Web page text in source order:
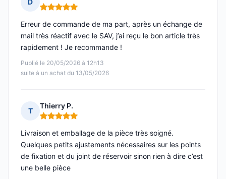
D
Note : 5 sur 5
Publié le 20/05/2026 à 12h13
suite à un achat du 13/05/2026
Erreur de commande de ma part, après un échange de
mail très réactif avec le SAV, j’ai reçu le bon article très
rapidement ! Je recommande !
T
Thierry P.
Note : 5 sur 5
Livraison et emballage de la pièce très soigné.
Quelques petits ajustements nécessaires sur les points
de fixation et du joint de réservoir sinon rien à dire c’est
une belle pièce